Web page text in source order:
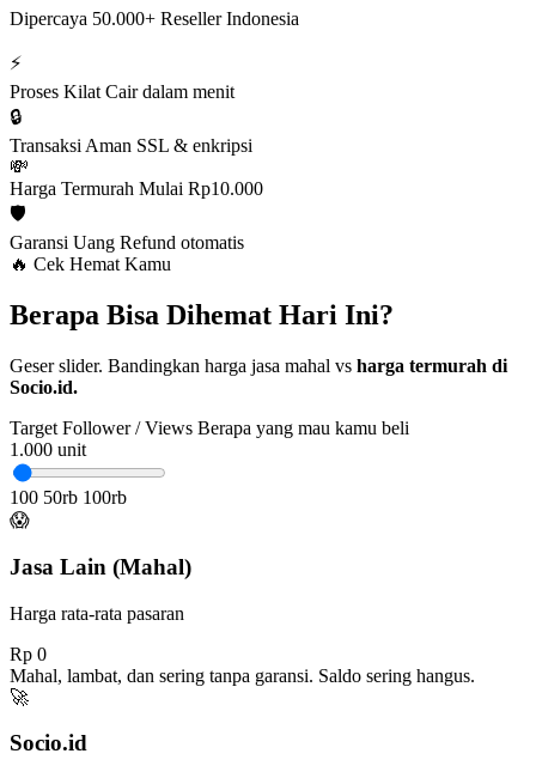
Dipercaya 50.000+ Reseller Indonesia
⚡
Proses Kilat Cair dalam menit
🔒
Transaksi Aman SSL & enkripsi
💸
Harga Termurah Mulai Rp10.000
🛡️
Garansi Uang Refund otomatis
🔥 Cek Hemat Kamu
Berapa Bisa Dihemat Hari Ini?
Geser slider. Bandingkan harga jasa mahal vs harga termurah di
Socio.id.
Target Follower / Views Berapa yang mau kamu beli
1.000 unit
100 50rb 100rb
😱
Jasa Lain (Mahal)
Harga rata-rata pasaran
Rp 0
Mahal, lambat, dan sering tanpa garansi. Saldo sering hangus.
🚀
Socio.id